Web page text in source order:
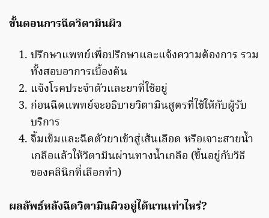
ขั้นตอนการฉีดวิตามินผิว
ปรึกษาแพทย์เพื่อปรึกษาและแจ้งความต้องการ รวม
ทั้งสอบอาการเบื้องต้น
แจ้งโรคประจำตัวและยาที่ใช้อยู่
ก่อนฉีดแพทย์จะอธิบายวิตามินสูตรที่ใช้ให้กับผู้รับ
บริการ
จิ้มเข็มและฉีดตัวยาเข้าสู่เส้นเลือด หรือเจาะสายน้ำ
เกลือแล้วให้วิตามินผ่านทางน้ำเกลือ (ขึ้นอยู่กับวิธี
ของคลินิกที่เลือกทำ)
ผลลัพธ์หลังฉีดวิตามินผิวอยู่ได้นานเท่าไหร่?